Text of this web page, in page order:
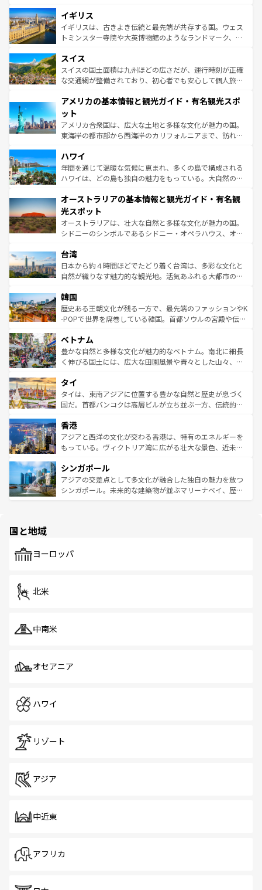
香り高いラベンダー畑など、多彩な楽しみ方が可能だ。さ
らに、パリ以外の地域にも魅力が溢れており、どの街角に
も豊かな歴史と文化が息づいている。パリ以外の個性あふ
を参照してほしい。
顔を持つこの国は、どこを歩いても飽きることがない。ベ
ルリンの文化的活気、バイエルン州のアルプスの絶景、そ
してライン川沿いのワイン畑といった風景は必見。ビール
は、お酒好きな人にはぜひ体験してほしい。 なお、新着の
ドイツ情報はコンテンツ一覧を参照してほしい。
イギリス
イギリスは、古きよき伝統と最先端が共存する国。ウェス
トミンスター寺院や大英博物館のようなランドマーク、歴
リアごとに異なる魅力がある。また、優雅なアフタヌーン
ティー、ビール好きにはたまらない英国パブ、サッカー観
戦など、本場だからこそできる体験も豊富。イギリスを旅
ンツ一覧を参照してほしい。
スイス
スイスの国土面積は九州ほどの広さだが、運行時刻が正確
な交通網が整備されており、初心者でも安心して個人旅行
の建物がそのまま残る町や、スイスならではのユニークな
博物館もあり、アルプス観光だけでなく町歩きも満喫する
ことができる。国民の所得が高いため物価も高いが、旅行
者向けの交通パス提供のサービスもあり、うまく活用すれ
着のスイス情報は
アメリカの基本情報と観光ガイド・有名観光スポ
ット
アメリカ合衆国は、広大な土地と多様な文化が魅力の国。
東海岸の都市部から西海岸のカリフォルニアまで、訪れる
のような巨大都市は、観光、ショッピング、エンターテイ
ンメントが詰まった刺激的なスポットだ。一方、アメリカ
西部には大自然が広がり、グランドキャニオンやイエロー
部のニューオーリンズでは、音楽と美食が融合した独特の
文化が魅力。旅行者はアメリカの各地域で異なる魅力を楽
しみながら、その多様性と豊かな歴史を感じることができ
るだろう。車でのロードトリップや列車の旅も、アメリカ
情報は
ハワイ
年間を通じて温暖な気候に恵まれ、多くの島で構成される
ハワイは、どの島も独自の魅力をもっている。大自然の神
ワイ島は見逃せない。また、定番の観光地といえばオアフ
島だが、静かな自然を求めるならマウイ島やカウアイ島が
おすすめ。エメラルドグリーンに輝く海をはじめ、豊かな
文化や歴史が息づいている。「アロハスピリット」と呼ば
人々、おいしいローカルフードやハワイアンミュージッ
ク、伝統的なフラダンスなど、すべてがハワイの魅力を彩
っている。訪れるたびに新しい発見と感動が待っているハ
はコンテンツ一覧
オーストラリアの基本情報と観光ガイド・有名観
光スポット
オーストラリアは、壮大な自然と多様な文化が魅力の国。
シドニーのシンボルであるシドニー・オペラハウス、オー
リアリーフや大陸中央部にそびえるウルル（エアーズロッ
ク）、タスマニアの美しい原生林やケアンズの熱帯雨林な
ど、見どころがたくさん。また、カフェやワイン、オージ
いる。アクティビティも充実しており、サーフィンやダイ
ビング、ハイキングなど、アウトドア好きにはたまらな
い。オーストラリアの多彩な魅力を存分に味わいつくそ
参照してほしい。
台湾
日本から約４時間ほどでたどり着く台湾は、多彩な文化と
自然が織りなす魅力的な観光地。活気あふれる大都市の台
ン）、静ひつな山岳地帯である台湾東部など、都市の喧騒
と山間の静けさが共存しており、訪れる人に新しい発見と
驚きをもたらしてくれる。また、奥深い台湾の食文化も魅
容にもいいと評判のスイーツなど、バラエティ豊かな料理
が味わえる。 なお、新着の台湾情報は コンテンツ一覧を参
照してほしい。
韓国
歴史ある王朝文化が残る一方で、最先端のファッションやK
-POPで世界を席巻している韓国。首都ソウルの宮殿や伝統
き、地方に足を延ばせば四季折々の自然美を楽しむことが
できる。そして、キムチや焼肉、絶品のストリートフード
まで、さまざまな韓国料理が待っている。夜には、韓国な
リティに包まれながら、韓国の多彩な魅力を心ゆくまで味
わってみてほしい。 なお、新着の韓国情報はコンテンツ一
覧を参照してほしい。
ベトナム
豊かな自然と多様な文化が魅力的なベトナム。南北に細長
く伸びる国土には、広大な田園風景や青々とした山々、世
急速な発展と共に伝統が息づく。ハノイの古い町並みやホ
ーチミン市のフランス統治時代の建物も、独特の雰囲気を
醸し出している。また、バラエティの豊かさとおいしさで
とつ。フォーやバインミー、ベトナムコーヒーなどは、ぜ
ひ現地で味わいたい。どの地域を訪れてもあたたかい人々
が旅行者を迎えてくれるので、きっと忘れられない旅にな
参照してほしい。
タイ
タイは、東南アジアに位置する豊かな自然と歴史が息づく
国だ。首都バンコクは高層ビルが立ち並ぶ一方、伝統的な
の活気が交差している。北部ではチェンマイなどの山岳地
帯で自然と触れ合い、南部ではプーケットやクラビの美し
いビーチでリゾート気分を楽しむことができる。タイ料理
激する。気候は一年中温暖で、どの季節にも異なる楽しみ
が待っている。親しみやすいタイの人々、仏教を中心とし
た文化、そして多様な観光資源が、訪れる旅人を魅了し続
香港
アジアと西洋の文化が交わる香港は、特有のエネルギーを
もっている。ヴィクトリア湾に広がる壮大な景色、近未来
み、どこを訪れても感動するはず。観光スポットが密集し
ており、効率よく見どころを回れるのも魅力。息をのむよ
うな絶景から文化的な体験まで、香港を存分に楽しみ尽く
シンガポール
アジアの交差点として多文化が融合した独自の魅力を放つ
シンガポール。未来的な建築物が並ぶマリーナベイ、歴史
で、ホーカーズは地元の風情を楽しめる外せないスポット
国と地域
ヨーロッパ
北米
中南米
オセアニア
ハワイ
リゾート
アジア
中近東
アフリカ